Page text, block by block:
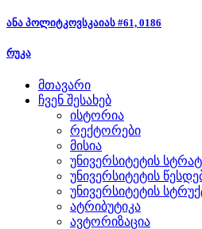
ანა პოლიტკოვსკაიას #61, 0186
რუკა
მთავარი
ჩვენ შესახებ
ისტორია
რექტორები
მისია
უნივერსიტეტის
უნივერსიტეტის
უნივერსიტეტის
ატრიბუტიკა
ავტორიზაცია